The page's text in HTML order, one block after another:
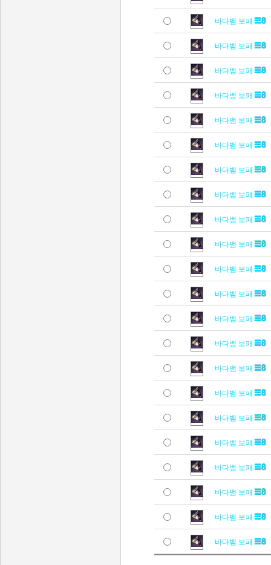
바다뱀 보패
바다뱀 보패
바다뱀 보패
바다뱀 보패
바다뱀 보패
바다뱀 보패
바다뱀 보패
바다뱀 보패
바다뱀 보패
바다뱀 보패
바다뱀 보패
바다뱀 보패
바다뱀 보패
바다뱀 보패
바다뱀 보패
바다뱀 보패
바다뱀 보패
바다뱀 보패
바다뱀 보패
바다뱀 보패
바다뱀 보패
바다뱀 보패